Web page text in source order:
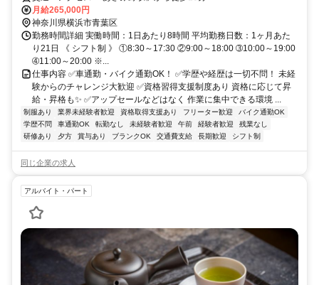
月給265,000円
神奈川県横浜市青葉区
勤務時間詳細 実働時間：1日あたり8時間 平均勤務日数：1ヶ月あた
り21日 《 シフト制 》 ①8:30～17:30 ②9:00～18:00 ➂10:00～19:00
➃11:00～20:00 ※...
仕事内容 ✅車通勤・バイク通勤OK！ ✅学歴や経歴は一切不問！ 未経
験からのチャレンジ大歓迎 ✅資格習得支援制度あり 資格に応じて昇
給・昇格も✨ ✅アップセールなどはなく 作業に集中できる環境 ...
制服あり 業界未経験者歓迎 資格取得支援あり フリーター歓迎
バイク通勤OK
学歴不問
車通勤OK 転勤なし 未経験者歓迎 午前 経験者歓迎
残業なし
研修あり
夕方 賞与あり ブランクOK 交通費支給 長期歓迎 シフト制
同じ企業の求人
アルバイト・パート